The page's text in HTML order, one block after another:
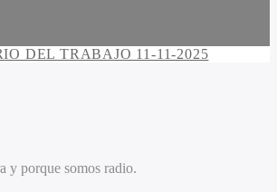
DEL TRABAJO 11-11-2025
y porque somos radio.